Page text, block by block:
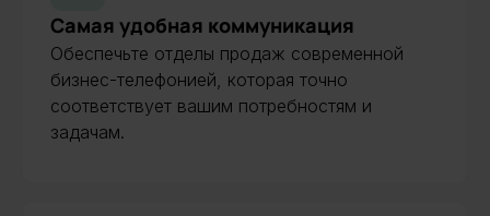
Самая удобная коммуникация
Обеспечьте отделы продаж современной
бизнес-телефонией, которая точно
соответствует вашим потребностям и
задачам.